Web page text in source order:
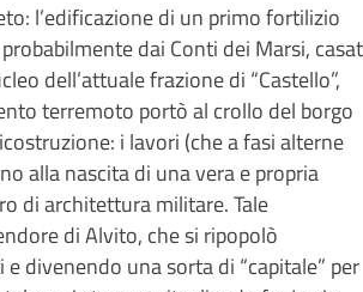
l’edificazione di un primo fortilizio
dai Conti dei Marsi,
dell’attuale frazione di “Castello”,
terremoto portò al crollo del borgo
i lavori (che a fasi alterne
alla nascita di una vera e propria
di architettura militare. Tale
di Alvito, che si ripopolò
divenendo una sorta di “capitale” per